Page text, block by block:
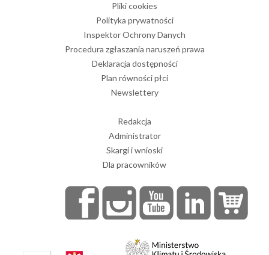
Pliki cookies
Polityka prywatności
Inspektor Ochrony Danych
Procedura zgłaszania naruszeń prawa
Deklaracja dostępności
Plan równości płci
Newslettery
Redakcja
Administrator
Skargi i wnioski
Dla pracowników